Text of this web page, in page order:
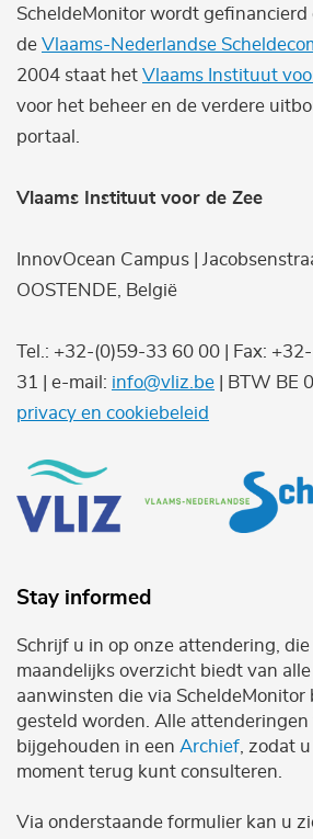
ScheldeMonitor wordt gefinancierd
de Vlaams-Nederlandse
2004 staat het Vlaams Instituut
voor het beheer en de verdere
portaal.
Vlaams Instituut voor de Zee
InnovOcean Campus |
OOSTENDE, België
Tel.: +32-(0)59-33 60 00 | Fax:
31 | e-mail: info@vliz.be | BTW BE
privacy en cookiebeleid
Stay informed
Schrijf u in op onze attendering, die
maandelijks overzicht biedt van
aanwinsten die via ScheldeMonitor
gesteld worden. Alle attenderingen
bijgehouden in een Archief , zodat
moment terug kunt consulteren.
Via onderstaande formulier kan u